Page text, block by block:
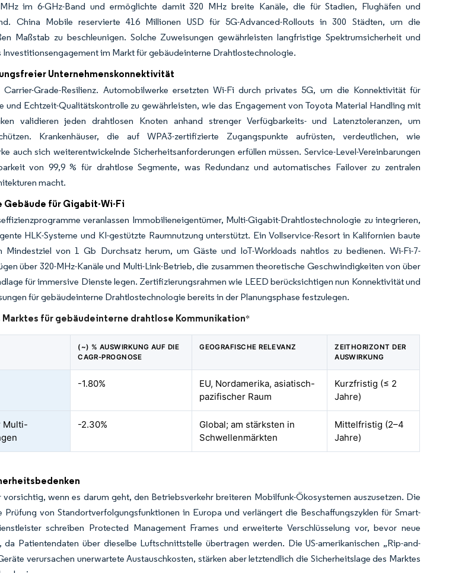
im 6-GHz-Band und ermöglichte damit 320 MHz breite Kanäle, die für Stadien, Flughäfen und
China Mobile reservierte 416 Millionen USD für 5G-Advanced-Rollouts in 300 Städten, um die
Maßstab zu beschleunigen. Solche Zuweisungen gewährleisten langfristige Spektrumsicherheit und
Investitionsengagement im Markt für gebäudeinterne Drahtlostechnologie.
Unternehmenskonnektivität
Carrier-Grade-Resilienz. Automobilwerke ersetzten Wi-Fi durch privates 5G, um die Konnektivität für
und Echtzeit-Qualitätskontrolle zu gewährleisten, wie das Engagement von Toyota Material Handling mit
validieren jeden drahtlosen Knoten anhand strenger Verfügbarkeits- und Latenztoleranzen, um
Krankenhäuser, die auf WPA3-zertifizierte Zugangspunkte aufrüsten, verdeutlichen, wie
auch sich weiterentwickelnde Sicherheitsanforderungen erfüllen müssen. Service-Level-Vereinbarungen
von 99,9 % für drahtlose Segmente, was Redundanz und automatisches Failover zu zentralen
macht.
für Gigabit-Wi-Fi
veranlassen Immobilieneigentümer, Multi-Gigabit-Drahtlostechnologie zu integrieren,
HLK-Systeme und KI-gestützte Raumnutzung unterstützt. Ein Vollservice-Resort in Kalifornien baute
Mindestziel von 1 Gb Durchsatz herum, um Gäste und IoT-Workloads nahtlos zu bedienen. Wi-Fi-7-
über 320-MHz-Kanäle und Multi-Link-Betrieb, die zusammen theoretische Geschwindigkeiten von über
für immersive Dienste legen. Zertifizierungsrahmen wie LEED berücksichtigen nun Konnektivität und
für gebäudeinterne Drahtlostechnologie bereits in der Planungsphase festzulegen.
Marktes für gebäudeinterne drahtlose Kommunikation*
(~) % AUSWIRKUNG AUF DIE
CAGR-PROGNOSE
GEOGRAFISCHE RELEVANZ
ZEITHORIZONT DER
AUSWIRKUNG
-1.80%
EU, Nordamerika, asiatisch-
pazifischer Raum
Kurzfristig (≤ 2
Jahre)
Multi-
-2.30%
Global; am stärksten in
Schwellenmärkten
Mittelfristig (2–4
Jahre)
wenn es darum geht, den Betriebsverkehr breiteren Mobilfunk-Ökosystemen auszusetzen. Die
von Standortverfolgungsfunktionen in Europa und verlängert die Beschaffungszyklen für Smart-
schreiben Protected Management Frames und erweiterte Verschlüsselung vor, bevor neue
Patientendaten über dieselbe Luftschnittstelle übertragen werden. Die US-amerikanischen „Rip-and-
verursachen unerwartete Austauschkosten, stärken aber letztendlich die Sicherheitslage des Marktes